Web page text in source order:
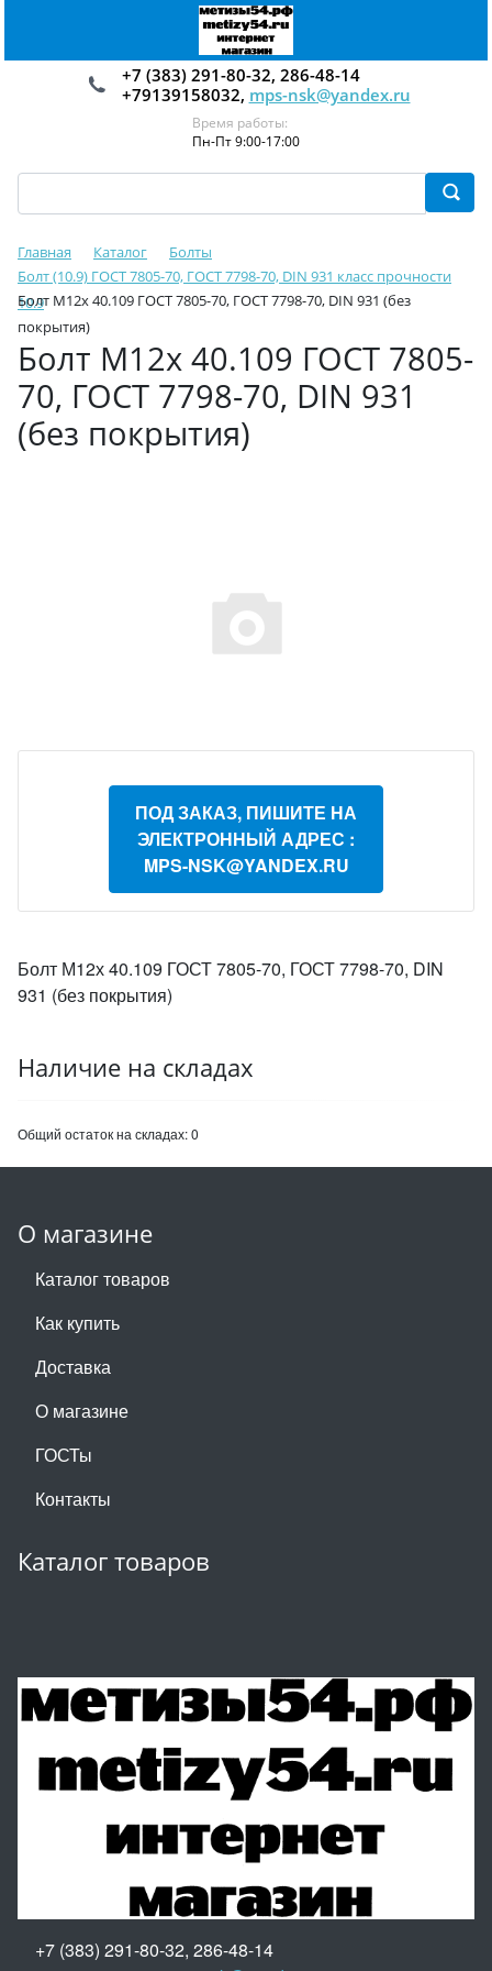
+7 (383) 291-80-32, 286-48-14
+79139158032, mps-nsk@yandex.ru
Время работы:
Пн-Пт 9:00-17:00
Главная Каталог
Болты
Болт (10.9) ГОСТ 7805-70, ГОСТ 7798-70, DIN 931 класс прочности
10.9
Болт М12х 40.109 ГОСТ 7805-70, ГОСТ 7798-70, DIN 931 (без
покрытия)
Болт М12х 40.109 ГОСТ 7805-
70, ГОСТ 7798-70, DIN 931
(без покрытия)
ПОД ЗАКАЗ, ПИШИТЕ НА
ЭЛЕКТРОННЫЙ АДРЕС :
MPS-NSK@YANDEX.RU
Болт М12х 40.109 ГОСТ 7805-70, ГОСТ 7798-70, DIN
931 (без покрытия)
Наличие на складах
Общий остаток на складах:0
О магазине
Каталог товаров
Как купить
Доставка
О магазине
ГОСТы
Контакты
Каталог товаров
+7 (383) 291-80-32, 286-48-14